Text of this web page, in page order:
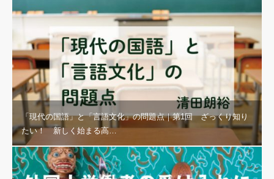
「現代の国語」と「言語文化」の問題点｜第1回 ざっくり知り
たい！ 新しく始まる高…